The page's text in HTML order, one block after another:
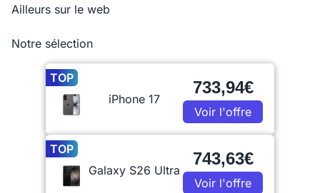
Ailleurs sur le web
Notre sélection
TOP
iPhone 17
733,94€
Voir l'offre
TOP
Galaxy S26 Ultra
743,63€
Voir l'offre